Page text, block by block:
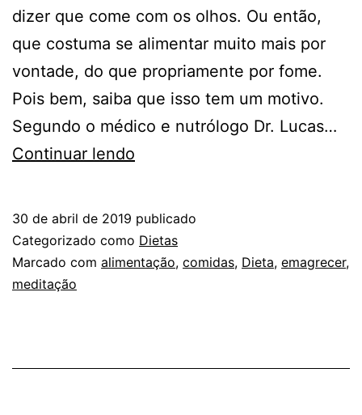
dizer que come com os olhos. Ou então,
que costuma se alimentar muito mais por
vontade, do que propriamente por fome.
Pois bem, saiba que isso tem um motivo.
Segundo o médico e nutrólogo Dr. Lucas…
Continuar lendo
EATING
–
ALIMENTAÇÃO
30 de abril de 2019 publicado
Categorizado como Dietas
Marcado com alimentação, comidas, Dieta, emagrecer,
meditação